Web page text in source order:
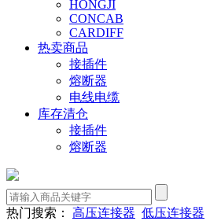
HONGJI
CONCAB
CARDIFF
热卖商品
接插件
熔断器
电线电缆
库存清仓
接插件
熔断器
热门搜索： 高压连接器 低压连接器